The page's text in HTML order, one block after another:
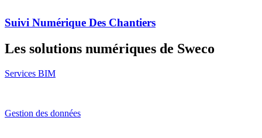
Suivi Numérique Des Chantiers
Les solutions numériques de Sweco
Services BIM
Gestion des données